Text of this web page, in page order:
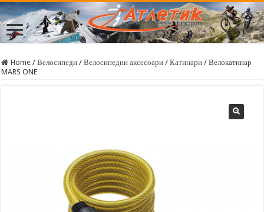
Home / Велосипеди / Велосипедни аксесоари / Катинари / Велокатинар
MARS ONE